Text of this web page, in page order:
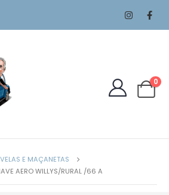
0
E MAÇANETAS
AERO WILLYS/RURAL /66 A